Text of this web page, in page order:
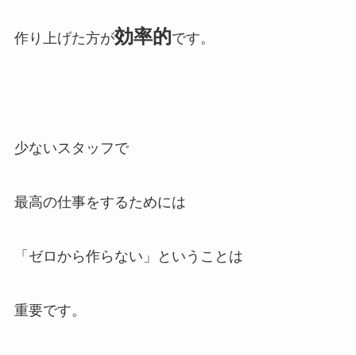
作り上げた方が効率的です。
少ないスタッフで
最高の仕事をするためには
「ゼロから作らない」ということは
重要です。